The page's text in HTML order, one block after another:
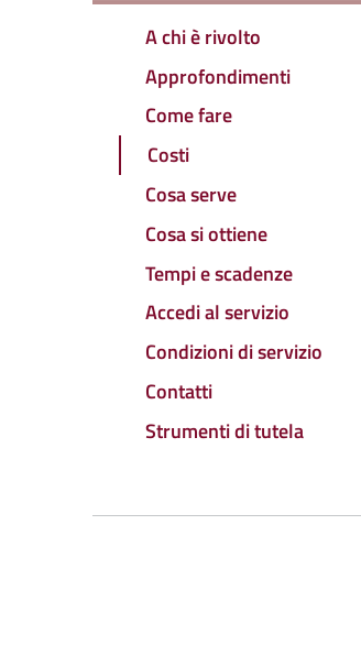
A chi è rivolto
Approfondimenti
Come fare
Costi
Cosa serve
Cosa si ottiene
Tempi e scadenze
Accedi al servizio
Condizioni di servizio
Contatti
Strumenti di tutela